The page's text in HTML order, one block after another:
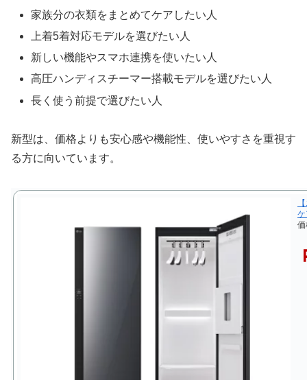
家族分の衣類をまとめてケアしたい人
上着5着対応モデルを選びたい人
新しい機能やスマホ連携を使いたい人
高圧ハンディスチーマー搭載モデルを選びたい人
長く使う前提で選びたい人
新型は、価格よりも安心感や機能性、使いやすさを重視す
る方に向いています。